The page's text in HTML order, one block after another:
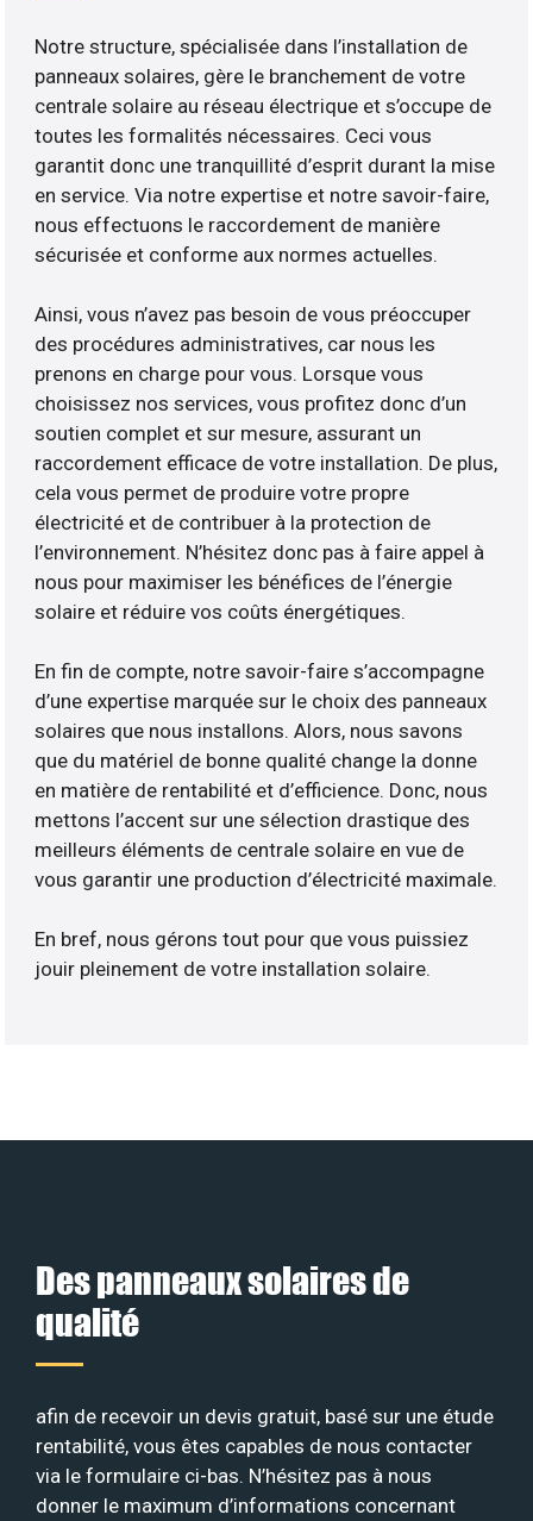
Notre structure, spécialisée dans l’installation de
panneaux solaires, gère le branchement de votre
centrale solaire au réseau électrique et s’occupe de
toutes les formalités nécessaires. Ceci vous
garantit donc une tranquillité d’esprit durant la mise
en service. Via notre expertise et notre savoir-faire,
nous effectuons le raccordement de manière
sécurisée et conforme aux normes actuelles.
Ainsi, vous n’avez pas besoin de vous préoccuper
des procédures administratives, car nous les
prenons en charge pour vous. Lorsque vous
choisissez nos services, vous profitez donc d’un
soutien complet et sur mesure, assurant un
raccordement efficace de votre installation. De plus,
cela vous permet de produire votre propre
électricité et de contribuer à la protection de
l’environnement. N’hésitez donc pas à faire appel à
nous pour maximiser les bénéfices de l’énergie
solaire et réduire vos coûts énergétiques.
En fin de compte, notre savoir-faire s’accompagne
d’une expertise marquée sur le choix des panneaux
solaires que nous installons. Alors, nous savons
que du matériel de bonne qualité change la donne
en matière de rentabilité et d’efficience. Donc, nous
mettons l’accent sur une sélection drastique des
meilleurs éléments de centrale solaire en vue de
vous garantir une production d’électricité maximale.
En bref, nous gérons tout pour que vous puissiez
jouir pleinement de votre installation solaire.
Des panneaux solaires de
qualité
afin de recevoir un devis gratuit, basé sur une étude
rentabilité, vous êtes capables de nous contacter
via le formulaire ci-bas. N’hésitez pas à nous
donner le maximum d’informations concernant